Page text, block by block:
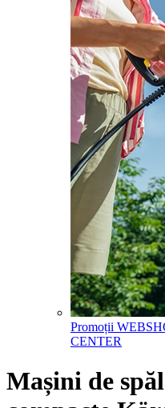
Promoții
CENTER
Mașini de